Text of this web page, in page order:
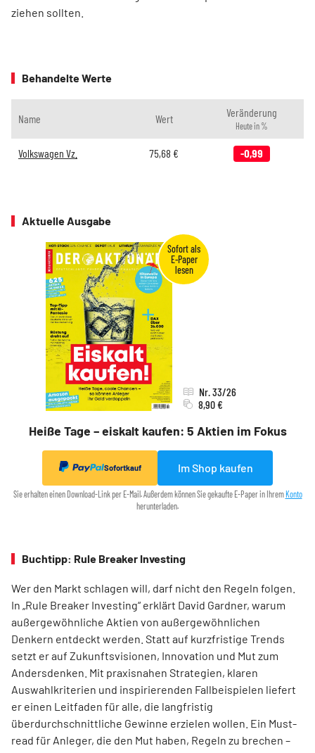
ziehen sollten.
Behandelte Werte
Name Wert Veränderung
Heute in %
Volkswagen Vz. 75,68 € -0,99
Aktuelle Ausgabe
Heiße Tage – eiskalt kaufen: 5 Aktien im Fokus
Nr. 33/26
8,90 €
Sofortkauf Im Shop kaufen
Sie erhalten einen Download-Link per E-Mail. Außerdem können Sie gekaufte E-Paper in Ihrem Konto
herunterladen.
Buchtipp: Rule Breaker Investing
Wer den Markt schlagen will, darf nicht den Regeln folgen.
In „Rule Breaker Investing“ erklärt David Gardner, warum
außergewöhnliche Aktien von außer­gewöhnlichen
Denkern entdeckt werden. Statt auf kurzfristige Trends
setzt er auf Zukunftsvisionen, Innovation und Mut zum
Andersdenken. Mit praxisnahen Strategien, klaren
Auswahlkriterien und inspirierenden Fallbeispielen liefert
er einen Leit­faden für alle, die langfristig
überdurchschnittliche Gewinne erzielen wollen. Ein Must-
read für Anleger, die den Mut haben, Regeln zu brechen –